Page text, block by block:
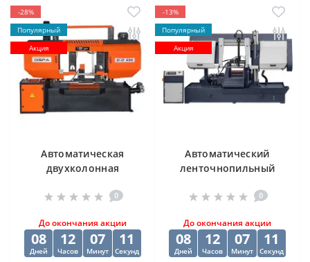
-28%
Популярный
Акция
Автоматическая
двухколонная
DISPA MAKINA D-O
0
До окончания акции
08
Дней
12
Часов
07
Минут
10
Секунд
-13%
Популярный
Акция
Автоматический
ленточнопильный
500SA
0
До окончания акции
08
Дней
12
Часов
07
Минут
10
Секунд